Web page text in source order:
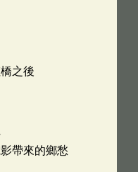
之後
帶來的鄉愁